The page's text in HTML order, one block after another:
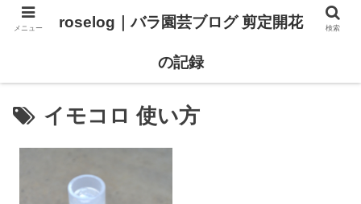
イモコロ 使い方
メニュー roselog｜バラ園芸ブログ 剪定開花
の記録
検索